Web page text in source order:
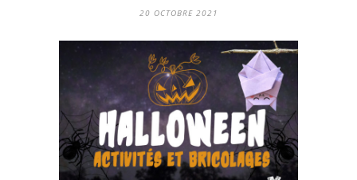
20 OCTOBRE 2021